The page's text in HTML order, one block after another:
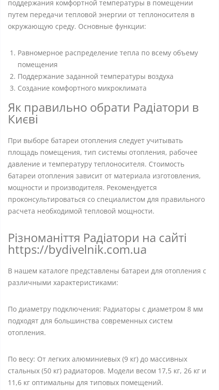
поддержания комфортной температуры в помещении
путем передачи тепловой энергии от теплоносителя в
окружающую среду. Основные функции:
Равномерное распределение тепла по всему объему
помещения
Поддержание заданной температуры воздуха
Создание комфортного микроклимата
Як правильно обрати Радіатори в
Києві
При выборе батареи отопления следует учитывать
площадь помещения, тип системы отопления, рабочее
давление и температуру теплоносителя. Стоимость
батареи отопления зависит от материала изготовления,
мощности и производителя. Рекомендуется
проконсультироваться со специалистом для правильного
расчета необходимой тепловой мощности.
Різноманіття Радіатори на сайті
https://bydivelnik.com.ua
В нашем каталоге представлены батареи для отопления с
различными характеристиками:
По диаметру подключения: Радиаторы с диаметром 8 мм
подходят для большинства современных систем
отопления.
По весу: От легких алюминиевых (9 кг) до массивных
стальных (50 кг) радиаторов. Модели весом 17,5 кг, 26 кг и
11,6 кг оптимальны для типовых помещений.